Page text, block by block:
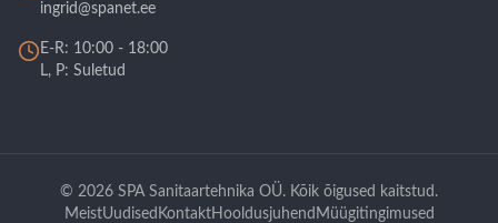
ingrid@spanet.ee
E-R: 10:00 - 18:00
L, P: Suletud
© 2026 SPA Sanitaartehnika OÜ. Kõik õigused kaitstud.
MeistUudised KontaktHooldusjuhend Müügitingimused